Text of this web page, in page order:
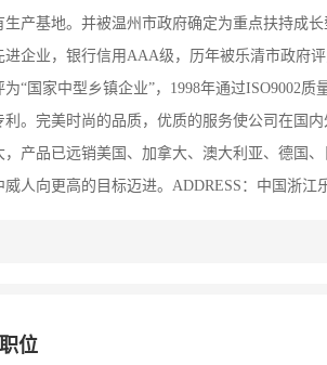
生产基地。并被温州市政府确定为重点扶持成
进企业，银行信用AAA级，历年被乐清市政府
为“国家中型乡镇企业”，1998年通过ISO9002
利。完美时尚的品质，优质的服务使公司在国
，产品已远销美国、加拿大、澳大利亚、德国
威人向更高的目标迈进。ADDRESS：中国浙江
位